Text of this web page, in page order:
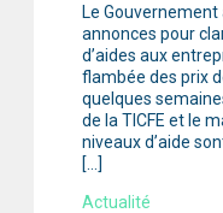
Le
annonces pour
d’aides aux
flambée des prix
quelques
de la TICFE et le
niveaux d’aide
[…]
Actualité